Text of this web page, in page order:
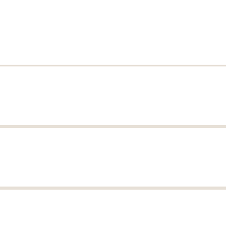
élégance et confort pour un
depuis le bar, viendra sublimer
plongeront dans la piscine
de yoga ou de pilates, ou
dunes environnantes. Ces